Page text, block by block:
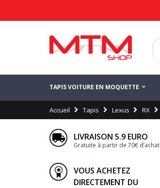
TAPIS VOITURE EN MOQUETTE
Accueil Tapis Lexus RX
LIVRAISON 5.9 EURO
Gratuite à partir de 70€ d’achat
VOUS ACHETEZ
DIRECTEMENT DU